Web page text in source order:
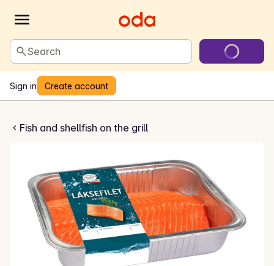
Search
Sign in Create account
Fish and shellfish on the grill
uten skinn